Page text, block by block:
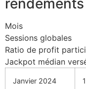
panel
panel
panel
panel
panel
Mois
Sessions globales
Ratio de profit
Jackpot médian
Janvier 2024